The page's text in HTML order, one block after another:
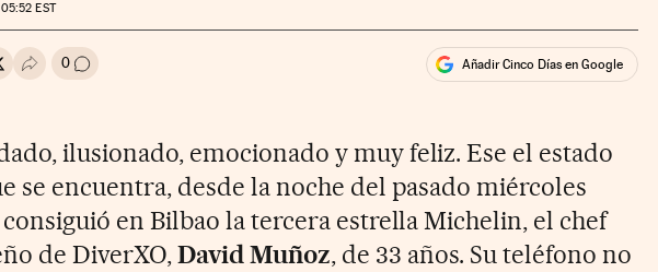
EST
en Whatsapp
en Facebook
en Twitter
Desplegar Redes Sociales
0 Ir a los comentarios Añadir Cinco Días en Google
ilusionado, emocionado y muy feliz. Ese el estado
se encuentra, desde la noche del pasado miércoles
en Bilbao la tercera estrella Michelin, el chef
de DiverXO,David Muñoz, de 33 años. Su teléfono no